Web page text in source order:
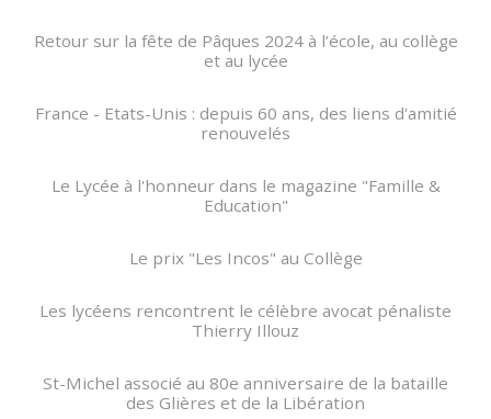
Retour sur la fête de Pâques 2024 à l’école, au collège
et au lycée
France - Etats-Unis : depuis 60 ans, des liens d'amitié
renouvelés
Le Lycée à l'honneur dans le magazine "Famille &
Education"
Le prix "Les Incos" au Collège
Les lycéens rencontrent le célèbre avocat pénaliste
Thierry Illouz
St-Michel associé au 80e anniversaire de la bataille
des Glières et de la Libération